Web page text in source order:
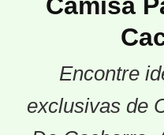
Encontre
exclusivas de